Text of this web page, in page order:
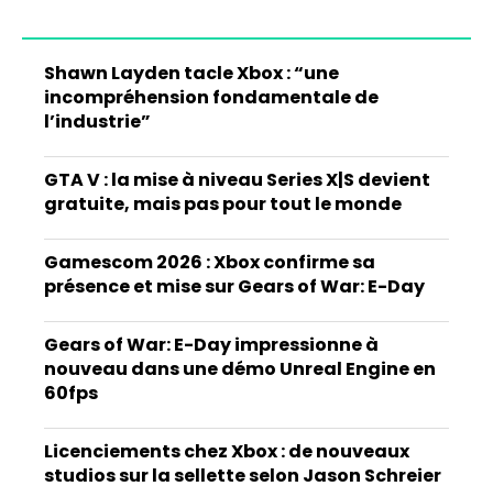
Shawn Layden tacle Xbox : “une
incompréhension fondamentale de
l’industrie”
GTA V : la mise à niveau Series X|S devient
gratuite, mais pas pour tout le monde
Gamescom 2026 : Xbox confirme sa
présence et mise sur Gears of War: E-Day
Gears of War: E-Day impressionne à
nouveau dans une démo Unreal Engine en
60fps
Licenciements chez Xbox : de nouveaux
studios sur la sellette selon Jason Schreier